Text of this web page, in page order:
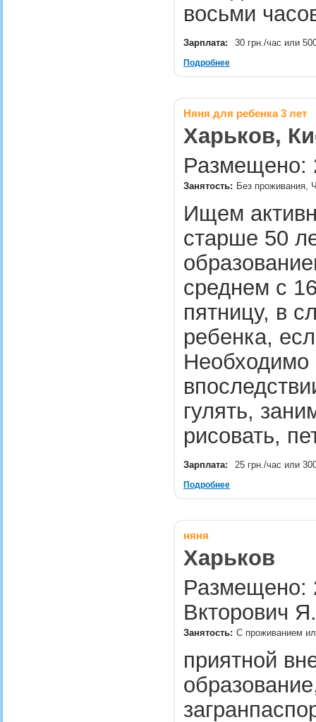
восьми
Зарплата: 30 грн./час или
Подробнее
Няня для ребенка 3 лет
Харьков,
Размещено:
Занятость: Без проживания,
Ищем
старше 50
среднем с
пятницу, в
ребенка,
Необходимо
гулять,
рисовать,
Зарплата: 25 грн./час или
Подробнее
няня
Харьков
Размещено:
Вкторович Я.
Занятость: С проживанием
приятной